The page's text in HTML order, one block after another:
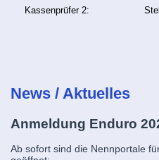
Kassenprüfer 2:
News / Aktuelles
Anmeldung Enduro
Ab sofort sind die Nennportale